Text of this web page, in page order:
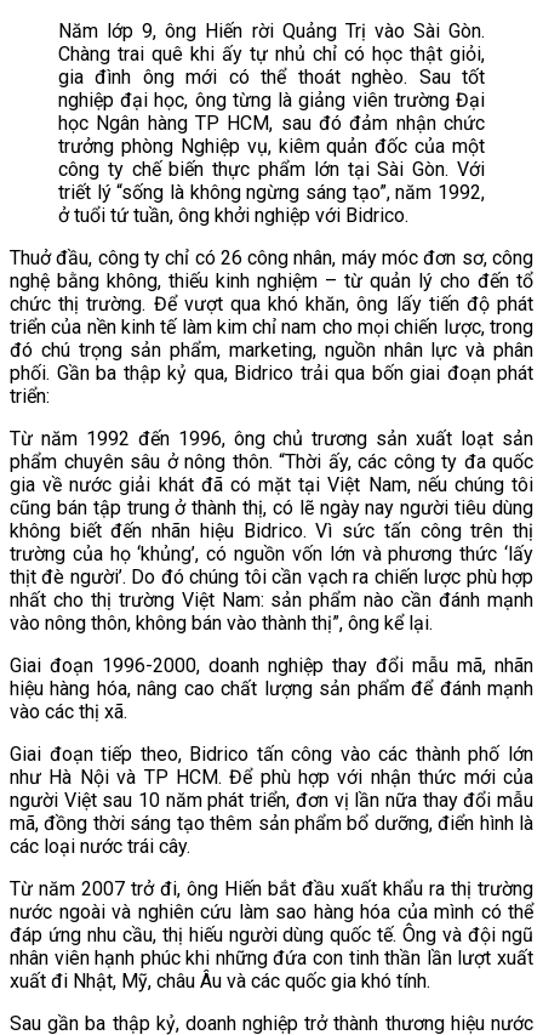
Năm lớp 9, ông Hiến rời Quảng Trị vào Sài Gòn.
Chàng trai quê khi ấy tự nhủ chỉ có học thật giỏi,
gia đình ông mới có thể thoát nghèo. Sau tốt
nghiệp đại học, ông từng là giảng viên trường Đại
học Ngân hàng TP HCM, sau đó đảm nhận chức
trưởng phòng Nghiệp vụ, kiêm quản đốc của một
công ty chế biến thực phẩm lớn tại Sài Gòn. Với
triết lý “sống là không ngừng sáng tạo”, năm 1992,
ở tuổi tứ tuần, ông khởi nghiệp với Bidrico.
Thuở đầu, công ty chỉ có 26 công nhân, máy móc đơn sơ, công
nghệ bằng không, thiếu kinh nghiệm – từ quản lý cho đến tổ
chức thị trường. Để vượt qua khó khăn, ông lấy tiến độ phát
triển của nền kinh tế làm kim chỉ nam cho mọi chiến lược, trong
đó chú trọng sản phẩm, marketing, nguồn nhân lực và phân
phối. Gần ba thập kỷ qua, Bidrico trải qua bốn giai đoạn phát
triển:
Từ năm 1992 đến 1996, ông chủ trương sản xuất loạt sản
phẩm chuyên sâu ở nông thôn. “Thời ấy, các công ty đa quốc
gia về nước giải khát đã có mặt tại Việt Nam, nếu chúng tôi
cũng bán tập trung ở thành thị, có lẽ ngày nay người tiêu dùng
không biết đến nhãn hiệu Bidrico. Vì sức tấn công trên thị
trường của họ ‘khủng’, có nguồn vốn lớn và phương thức ‘lấy
thịt đè người’. Do đó chúng tôi cần vạch ra chiến lược phù hợp
nhất cho thị trường Việt Nam: sản phẩm nào cần đánh mạnh
vào nông thôn, không bán vào thành thị”, ông kể lại.
Giai đoạn 1996-2000, doanh nghiệp thay đổi mẫu mã, nhãn
hiệu hàng hóa, nâng cao chất lượng sản phẩm để đánh mạnh
vào các thị xã.
Giai đoạn tiếp theo, Bidrico tấn công vào các thành phố lớn
như Hà Nội và TP HCM. Để phù hợp với nhận thức mới của
người Việt sau 10 năm phát triển, đơn vị lần nữa thay đổi mẫu
mã, đồng thời sáng tạo thêm sản phẩm bổ dưỡng, điển hình là
các loại nước trái cây.
Từ năm 2007 trở đi, ông Hiến bắt đầu xuất khẩu ra thị trường
nước ngoài và nghiên cứu làm sao hàng hóa của mình có thể
đáp ứng nhu cầu, thị hiếu người dùng quốc tế. Ông và đội ngũ
nhân viên hạnh phúc khi những đứa con tinh thần lần lượt xuất
xuất đi Nhật, Mỹ, châu Âu và các quốc gia khó tính.
Sau gần ba thập kỷ, doanh nghiệp trở thành thương hiệu nước